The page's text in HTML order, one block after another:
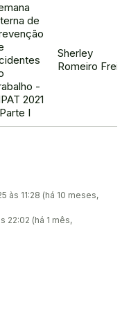
de
-
2021
I
Sherley
Romeiro Freire
às 11:28 (há 10 meses,
22:02 (há 1 mês,